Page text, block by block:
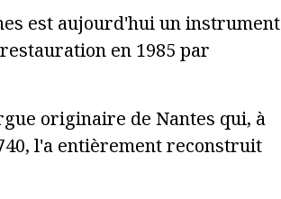
est aujourd'hui un instrument
en 1985 par
originaire de Nantes qui, à
l'a entièrement reconstruit